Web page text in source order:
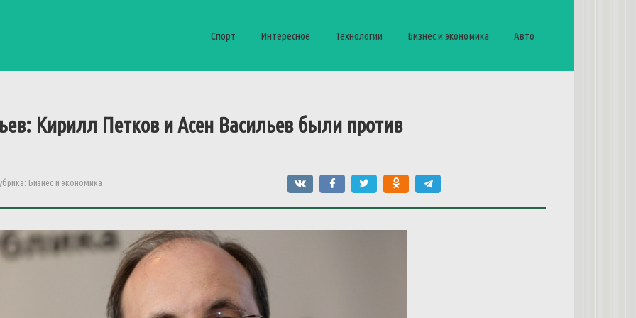
Спорт Интересное Технологии Бизнес и экономика Авто
: Кирилл Петков иАсен Васильев были против
Бизнес и экономика